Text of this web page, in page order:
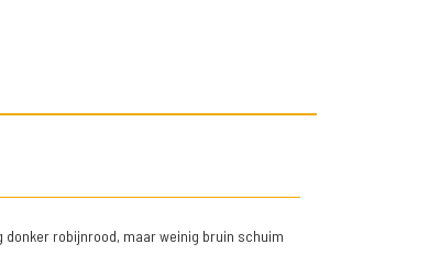
donker robijnrood, maar weinig bruin schuim